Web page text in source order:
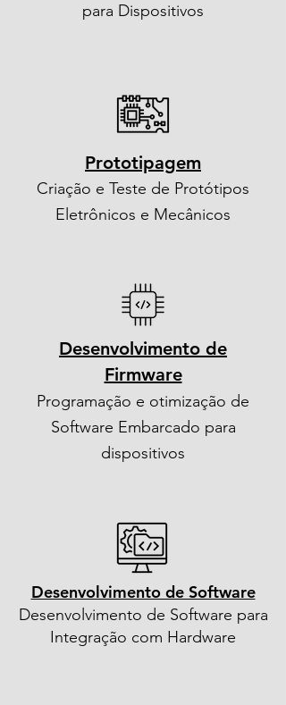
para Dispositivos
Prototipagem
Criação e Teste de Protótipos
Eletrônicos e Mecânicos
Desenvolvimento de
Firmware
Programação e otimização de
Software Embarcado para
dispositivos
Desenvolvimento de Software
Desenvolvimento de Software para
Integração com Hardware